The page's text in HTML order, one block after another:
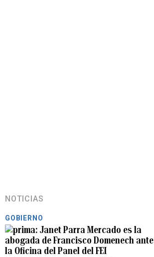
NOTICIAS
GOBIERNO
Janet Parra Mercado es la
abogada de Francisco Domenech ante
la Oficina del Panel del FEI